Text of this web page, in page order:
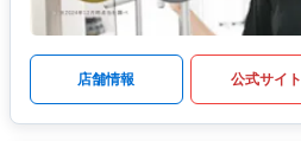
店舗情報 公式サイト